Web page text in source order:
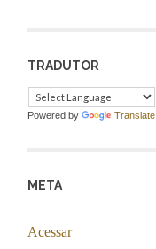
TRADUTOR
Powered by Translate
META
Acessar